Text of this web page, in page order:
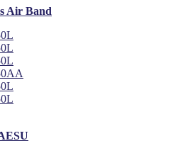
Air Band